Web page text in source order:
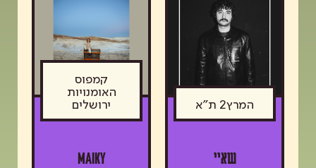
המרץ2 ת"א
שאיי
קמפוס
האומנויות
ירושלים
MAIKY